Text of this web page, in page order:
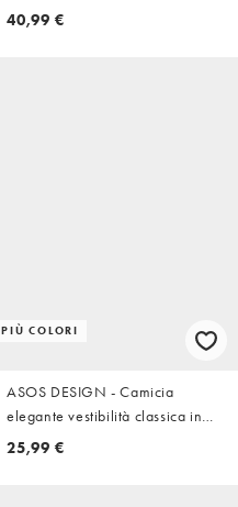
misto lino blu navy
40,99 €
PIÙ COLORI
ASOS DESIGN - Camicia
elegante vestibilità classica in
popeline rosa chiaro
25,99 €